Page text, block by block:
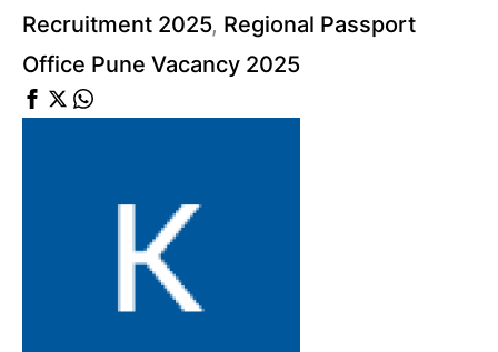
Recruitment 2025, Regional Passport
Office Pune Vacancy 2025